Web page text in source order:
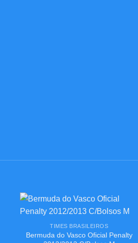
meus
desejos
TIMES BRASILEIROS
Bermuda do Vasco Oficial Penalty